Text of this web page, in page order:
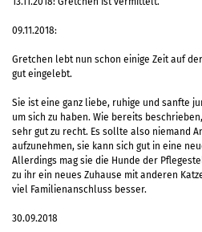
09.11.2018:
Gretchen lebt nun schon einige Zeit auf
gut eingelebt.
Sie ist eine ganz liebe, ruhige und sanfte
um sich zu haben. Wie bereits
sehr gut zu recht. Es sollte also niemand
aufzunehmen, sie kann sich gut in eine
Allerdings mag sie die Hunde der
zu ihr ein neues Zuhause mit anderen
viel Familienanschluss besser.
30.09.2018